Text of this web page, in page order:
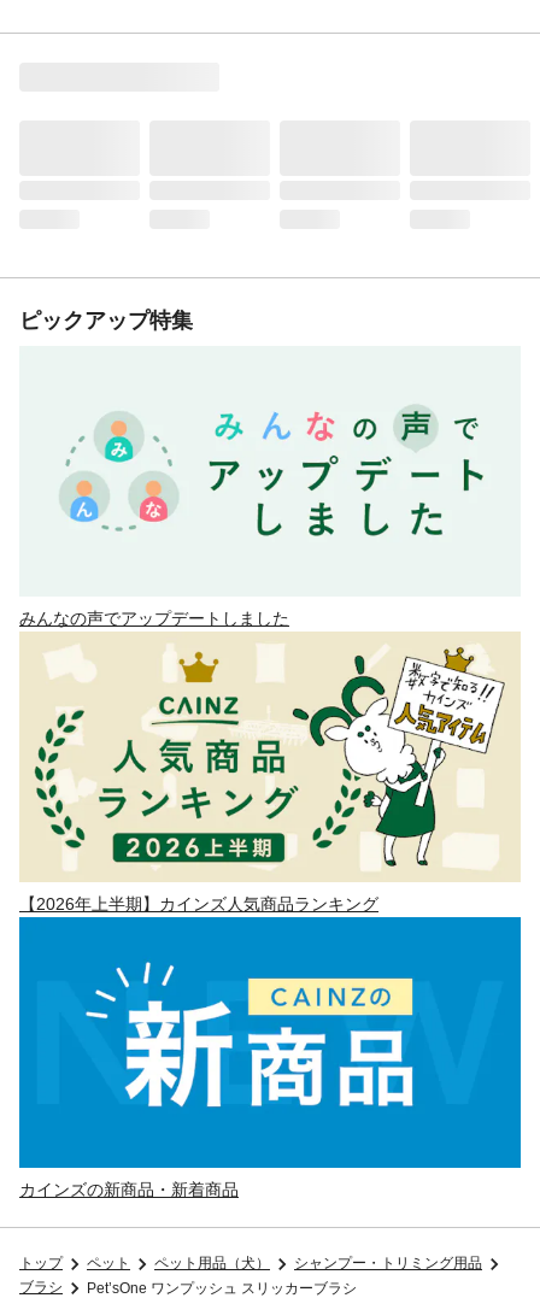
ピックアップ特集
みんなの声でアップデートしました
【2026年上半期】カインズ人気商品ランキング
カインズの新商品・新着商品
トップ ペット ペット用品（犬）
シャンプー・トリミング用品
ブラシ
Pet’sOne ワンプッシュ スリッカーブラシ